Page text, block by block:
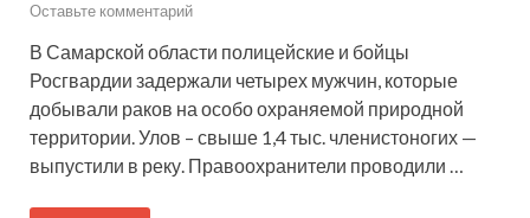
Оставьте комментарий
В Самарской области полицейские и бойцы
Росгвардии задержали четырех мужчин, которые
добывали раков на особо охраняемой природной
территории. Улов – свыше 1,4 тыс. членистоногих —
выпустили в реку. Правоохранители проводили …